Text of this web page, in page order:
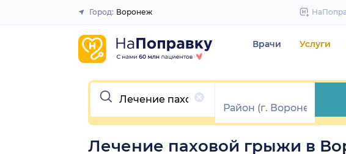
Закрыть
Город: Воронеж
Врачи Услуги
Очистить
Лечение паховой грыжи в